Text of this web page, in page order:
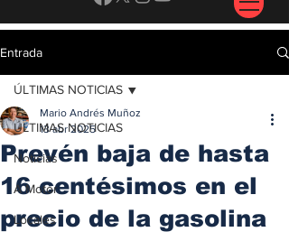
Entrada
ÚLTIMAS NOTICIAS
Noticias
A Motor
Locales
ÚLTIMAS NOTICIAS
Prevén baja de hasta
16 centésimos en el
precio de la gasolina
Mario Andrés Muñoz
13 abr 2025